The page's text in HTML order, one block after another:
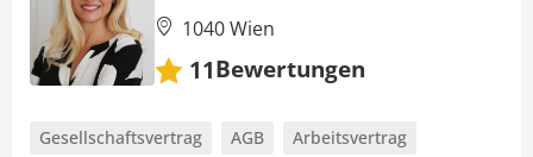
1040 Wien
11Bewertungen
Gesellschaftsvertrag AGB
Arbeitsvertrag